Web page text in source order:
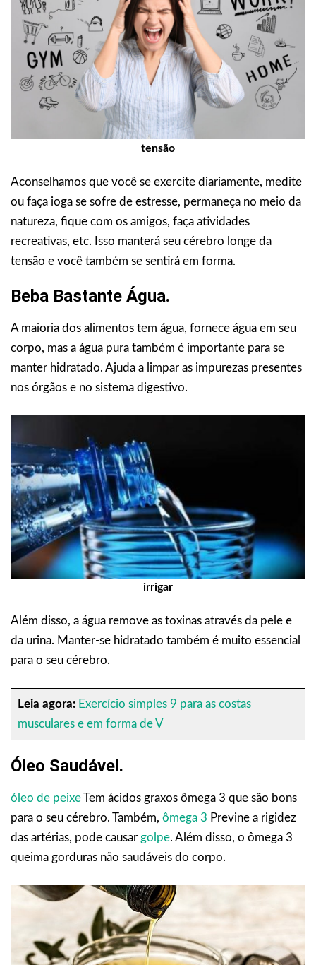
tensão
Aconselhamos que você se exercite diariamente, medite
ou faça ioga se sofre de estresse, permaneça no meio da
natureza, fique com os amigos, faça atividades
recreativas, etc. Isso manterá seu cérebro longe da
tensão e você também se sentirá em forma.
Beba Bastante Água.
A maioria dos alimentos tem água, fornece água em seu
corpo, mas a água pura também é importante para se
manter hidratado. Ajuda a limpar as impurezas presentes
nos órgãos e no sistema digestivo.
irrigar
Além disso, a água remove as toxinas através da pele e
da urina. Manter-se hidratado também é muito essencial
para o seu cérebro.
Leia agora: Exercício simples 9 para as costas
musculares e em forma de V
Óleo Saudável.
óleo de peixeTem ácidos graxos ômega 3 que são bons
para o seu cérebro. Também, ômega 3 Previne a rigidez
das artérias, pode causar golpe. Além disso, o ômega 3
queima gorduras não saudáveis do corpo.